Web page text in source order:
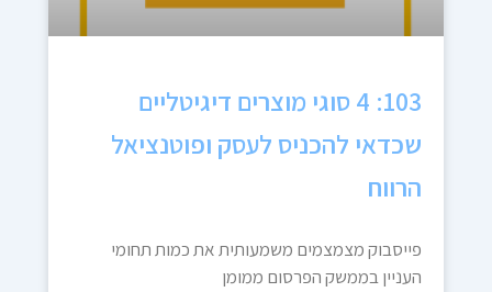
103: 4 סוגי מוצרים דיגיטליים
שכדאי להכניס לעסק ופוטנציאל
הרווח
פייסבוק מצמצמים משמעותית את כמות תחומי
העניין בממשק הפרסום ממומן